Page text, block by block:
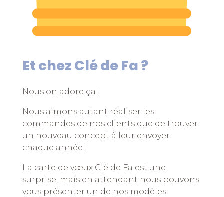
Et chez Clé de Fa ?
Nous on adore ça !
Nous aimons autant réaliser les
commandes de nos clients que de trouver
un nouveau concept à leur envoyer
chaque année !
La carte de vœux Clé de Fa est une
surprise, mais en attendant nous pouvons
vous présenter un de nos modèles